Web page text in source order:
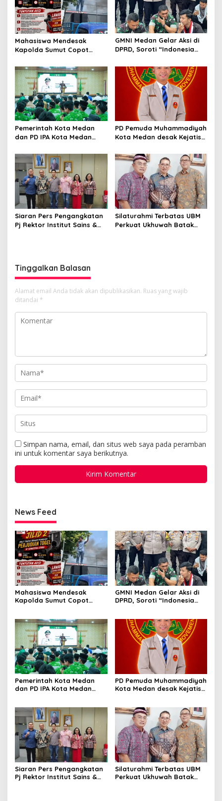
Mahasiswa Mendesak
Kapolda Sumut Copot
Reskrim Polres Humbahas
Atas Adanya Dugaan Aliran
Dana Judi Togel
GMNI Medan Gelar Aksi di
DPRD, Soroti “Indonesia
Nyatakan Mosi Tidak
Percaya
Pemerintah Kota Medan
dan PD IPA Kota Medan
Pelajar Al Washliyah
Dianggap Serius
PD Pemuda Muhammadiyah
Kota Medan desak Kejatisu
PAD di PUD Pasar
Siaran Pers Pengangkatan
Pj Rektor Institut Sains &
Silaturahmi Terbatas UBM
Perkuat Ukhuwah Batak
Tinggalkan Balasan
Alamat email Anda tidak akan dipublikasikan. Ruas yang wajib
ditandai *
Simpan nama, email, dan situs web saya pada peramban
ini untuk komentar saya berikutnya.
News Feed
Mahasiswa Mendesak
Kapolda Sumut Copot
Atas Adanya Dugaan Aliran
Dana Judi Togel
GMNI Medan Gelar Aksi di
DPRD, Soroti “Indonesia
Percaya
Pemerintah Kota Medan
dan PD IPA Kota Medan
Dianggap Serius
PD Pemuda Muhammadiyah
Kota Medan desak Kejatisu
Siaran Pers Pengangkatan
Pj Rektor Institut Sains &
Silaturahmi Terbatas UBM
Perkuat Ukhuwah Batak